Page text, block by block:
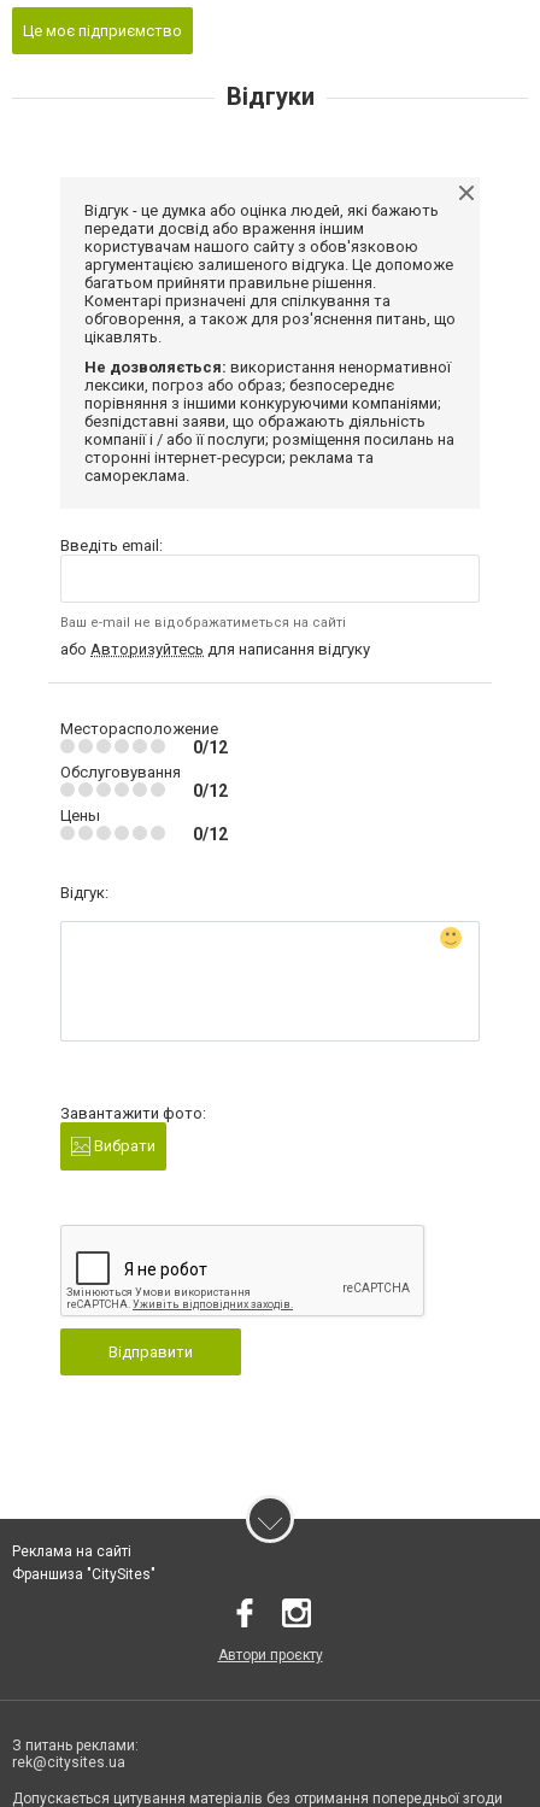
Це моє підприємство
Відгуки
Відгук - це думка або оцінка людей, які бажають
передати досвід або враження іншим
користувачам нашого сайту з обов'язковою
аргументацією залишеного відгука. Це допоможе
багатьом прийняти правильне рішення.
Коментарі призначені для спілкування та
обговорення, а також для роз'яснення питань, що
цікавлять.
Не дозволяється: використання ненормативної
лексики, погроз або образ; безпосереднє
порівняння з іншими конкуруючими компаніями;
безпідставні заяви, що ображають діяльність
компанії і / або її послуги; розміщення посилань на
сторонні інтернет-ресурси; реклама та
самореклама.
Введіть email:
Ваш e-mail не відображатиметься на сайті
або Авторизуйтесь для написання відгуку
Месторасположение
0/12
Обслуговування
0/12
Цены
0/12
Відгук:
Завантажити фото:
Вибрати
Відправити
Реклама на сайті
Франшиза "CitySites"
Автори проєкту
З питань реклами:
rek@citysites.ua
Допускається цитування матеріалів без отримання попередньої згоди